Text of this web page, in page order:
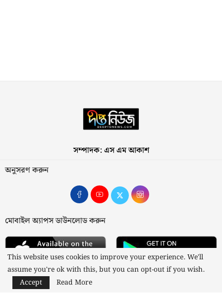
সম্পাদক: এস এম আকাশ
অনুসরণ করুন
মোবাইল অ্যাপস ডাউনলোড করুন
This website uses cookies to improve your experience. We'll
assume you're ok with this, but you can opt-out if you wish.
Accept
Read More